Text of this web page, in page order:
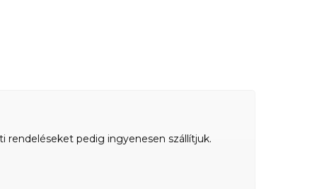
rendeléseket pedig ingyenesen szállítjuk.